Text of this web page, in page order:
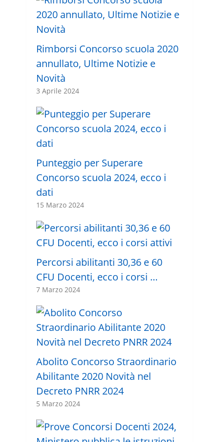
Rimborsi Concorso scuola 2020
annullato, Ultime Notizie e
Novità
3 Aprile 2024
Punteggio per Superare
Concorso scuola 2024, ecco i
dati
15 Marzo 2024
Percorsi abilitanti 30,36 e 60
CFU Docenti, ecco i corsi …
7 Marzo 2024
Abolito Concorso Straordinario
Abilitante 2020 Novità nel
Decreto PNRR 2024
5 Marzo 2024